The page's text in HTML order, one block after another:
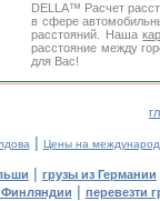
DELLA™ Расчет
в сфере
расстояний. Наша
расстояние между
для Вас!
| Цены на
| грузы из Германии
Финляндии | перевезти